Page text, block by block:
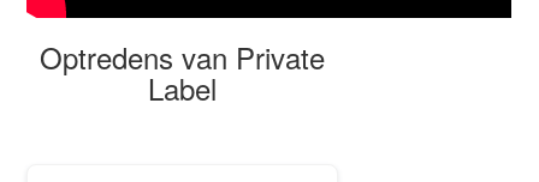
Optredens van Private
Label